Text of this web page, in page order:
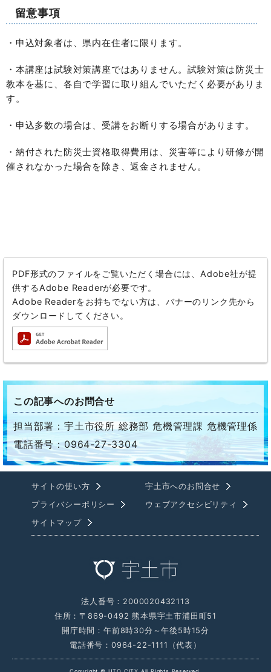
留意事項
・申込対象者は、県内在住者に限ります。
・本講座は試験対策講座ではありません。試験対策は防災士
教本を基に、各自で学習に取り組んでいただく必要がありま
す。
・申込多数の場合は、受講をお断りする場合があります。
・納付された防災士資格取得費用は、災害等により研修が開
催されなかった場合を除き、返金されません。
PDF形式のファイルをご覧いただく場合には、Adobe社が提
供するAdobe Readerが必要です。
Adobe Readerをお持ちでない方は、バナーのリンク先から
ダウンロードしてください。
この記事へのお問合せ
担当部署：宇土市役所 総務部 危機管理課 危機管理係
電話番号：0964-27-3304
サイトの使い方
宇土市へのお問合せ
プライバシーポリシー
ウェブアクセシビリティ
サイトマップ
法人番号：2000020432113
住所：〒869-0492 熊本県宇土市浦田町51
開庁時間：午前8時30分～午後5時15分
電話番号：0964-22-1111（代表）